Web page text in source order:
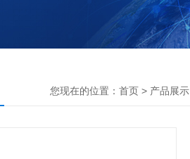
您现在的位置： 首页 > 产品展示